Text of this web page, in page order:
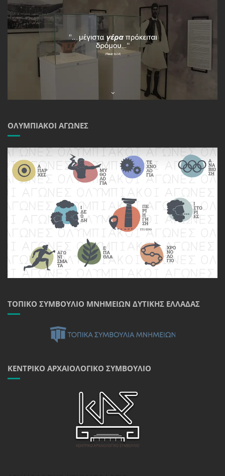
ΟΛΥΜΠΙΑΚΟΊ ΑΓΏΝΕΣ
ΤΟΠΙΚΌ ΣΥΜΒΟΎΛΙΟ ΜΝΗΜΕΊΩΝ ΔΥΤΙΚΉΣ ΕΛΛΆΔΑΣ
ΚΕΝΤΡΙΚΌ ΑΡΧΑΙΟΛΟΓΙΚΌ ΣΥΜΒΟΎΛΙΟ